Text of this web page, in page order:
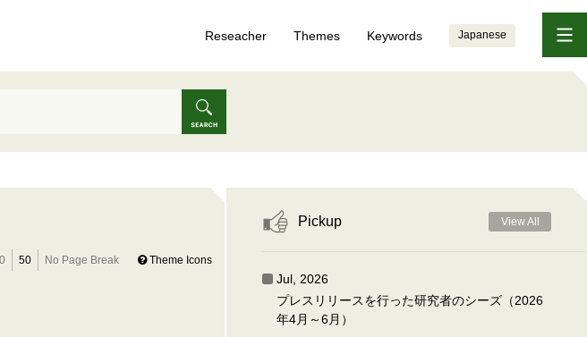
Reseacher Themes Keywords Japanese
50 No Page Break Theme Icons
Pickup View All
Jul, 2026
プレスリリースを行った研究者のシーズ（2026
年4月～6月）